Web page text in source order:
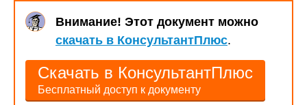
Внимание! Этот документ можно
скачать в КонсультантПлюс.
Скачать в КонсультантПлюс
Бесплатный доступ к документу